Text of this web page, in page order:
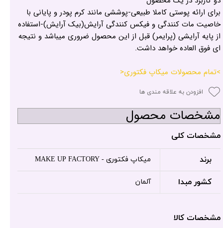
برای ارائه پوستی کاملا طبیعی-پوششی مانند کرم پودر و پایانی با
خاصیت مات کنندگی و فیکس کنندگی آرایش(بیک آرایش)-استفاده
از پایه آرایشی (پرایمر) قبل از این محصول ضروری میباشد و نتیجه
ای فوق العاده خواهد داشت.
>تمام محصولات میکاپ فکتوری<
افزودن به علاقه مندی ها
مشخصات محصول
مشخصات کلی
برند میکاپ فکتوری - MAKE UP FACTORY
کشور مبدا آلمان
مشخصات کالا